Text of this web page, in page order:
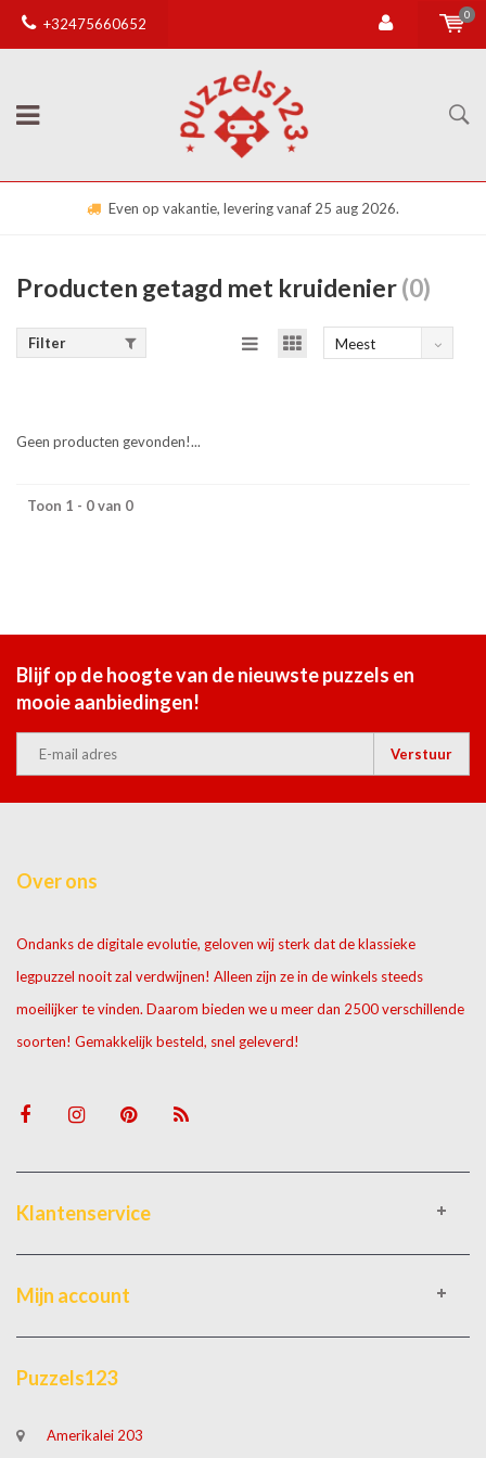
+32475660652
0
Even op vakantie, levering vanaf 25 aug 2026.
Producten getagd met kruidenier(0)
Filter
Meest
Geen producten gevonden!...
Toon 1 - 0 van 0
Blijf op de hoogte van de nieuwste puzzels en
mooie aanbiedingen!
Verstuur
Over ons
Ondanks de digitale evolutie, geloven wij sterk dat de klassieke
legpuzzel nooit zal verdwijnen! Alleen zijn ze in de winkels steeds
moeilijker te vinden. Daarom bieden we u meer dan 2500 verschillende
soorten! Gemakkelijk besteld, snel geleverd!
Klantenservice
Mijn account
Puzzels123
Amerikalei 203